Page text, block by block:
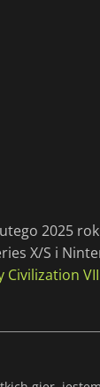
2025
X/S i
Civilization VII